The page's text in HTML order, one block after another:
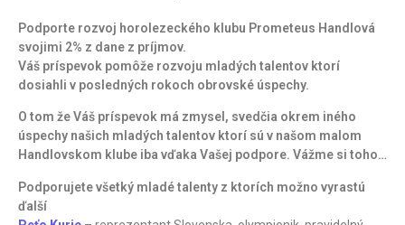
Podporte rozvoj horolezeckého klubu Prometeus Handlová
svojimi 2% z dane z príjmov.
Váš príspevok pomôže rozvoju mladých talentov ktorí
dosiahli v posledných rokoch obrovské úspechy.
O tom že Váš príspevok má zmysel, svedčia okrem iného
úspechy našich mladých talentov ktorí sú v našom malom
Handlovskom klube iba vďaka Vašej podpore. Vážme si toho…
Podporujete všetký mladé talenty z ktorích možno vyrastú
ďalší